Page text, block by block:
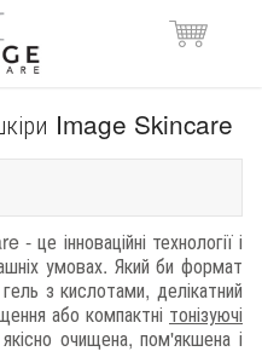
Image Skincare
інноваційні технології і
умовах. Який би формат
з кислотами, делікатний
або компактні тонізуючі
очищена, пом'якшена і